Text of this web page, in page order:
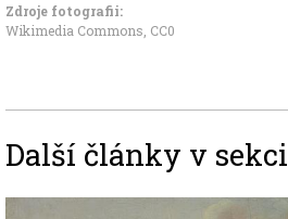
Zdroje fotografii:
Wikimedia Commons CC0
Další články v sekci